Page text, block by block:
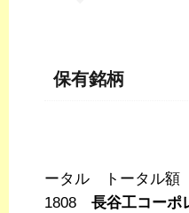
保有銘柄
今
ータル トータル額
1808 長谷工コーポ